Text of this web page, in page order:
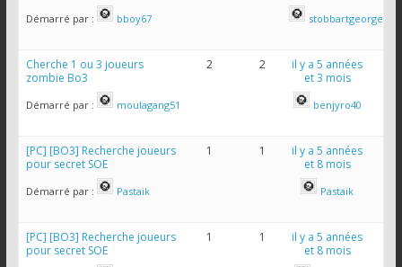
Démarré par : bboy67 stobbartgeorge
Cherche 1 ou 3 joueurs
zombie Bo3
Démarré par : moulagang51
2 2
il y a 5 années
et 3 mois
benjyro40
[PC] [BO3] Recherche joueurs
pour secret SOE
Démarré par : Pastaik
1 1
il y a 5 années
et 8 mois
Pastaik
[PC] [BO3] Recherche joueurs
pour secret SOE
1 1
il y a 5 années
et 8 mois